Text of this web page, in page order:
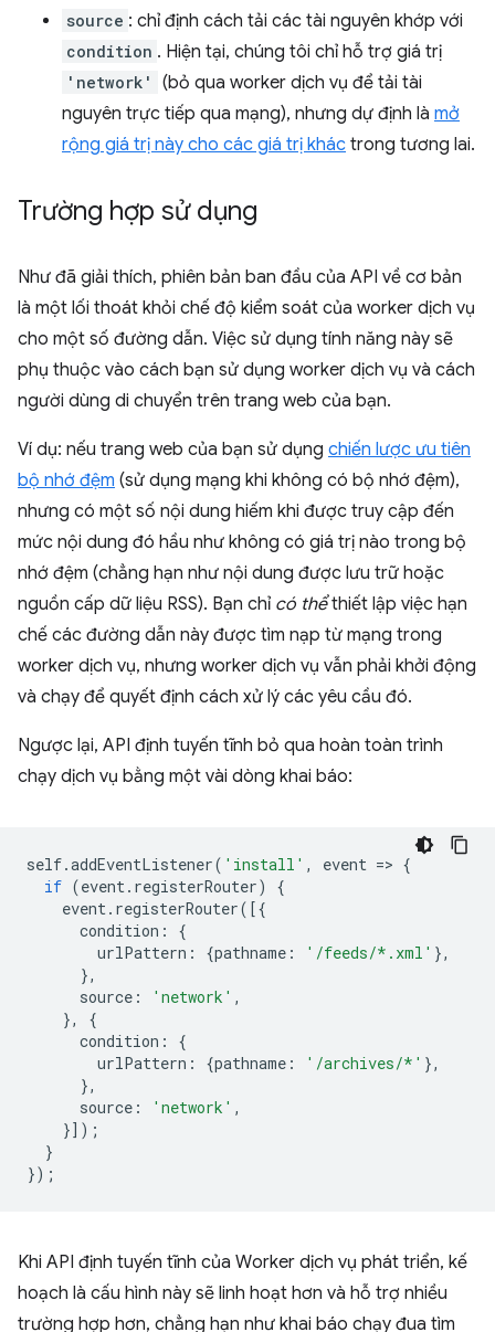
source : chỉ định cách tải các tài nguyên khớp với
condition . Hiện tại, chúng tôi chỉ hỗ trợ giá trị
'network'
(bỏ qua worker dịch vụ để tải tài
nguyên trực tiếp qua mạng), nhưng dự định là mở
rộng giá trị này cho các giá trị khác trong tương lai.
Trường hợp sử dụng
Như đã giải thích, phiên bản ban đầu của API về cơ bản
là một lối thoát khỏi chế độ kiểm soát của worker dịch vụ
cho một số đường dẫn. Việc sử dụng tính năng này sẽ
phụ thuộc vào cách bạn sử dụng worker dịch vụ và cách
người dùng di chuyển trên trang web của bạn.
Ví dụ: nếu trang web của bạn sử dụng chiến lược ưu tiên
bộ nhớ đệm (sử dụng mạng khi không có bộ nhớ đệm),
nhưng có một số nội dung hiếm khi được truy cập đến
mức nội dung đó hầu như không có giá trị nào trong bộ
nhớ đệm (chẳng hạn như nội dung được lưu trữ hoặc
nguồn cấp dữ liệu RSS). Bạn chỉ có thểthiết lập việc hạn
chế các đường dẫn này được tìm nạp từ mạng trong
worker dịch vụ, nhưng worker dịch vụ vẫn phải khởi động
và chạy để quyết định cách xử lý các yêu cầu đó.
Ngược lại, API định tuyến tĩnh bỏ qua hoàn toàn trình
chạy dịch vụ bằng một vài dòng khai báo:
self.addEventListener( 'install' , event => {
if (event. registerRouter)
{
event. registerRouter([{
condition :
{
urlPattern : {pathname : '/feeds/*.xml' },
},
source : 'network' ,
},
{
condition :
{
urlPattern : {pathname : '/archives/*' },
},
source : 'network' ,
}]);
}
});
Khi API định tuyến tĩnh của Worker dịch vụ phát triển, kế
hoạch là cấu hình này sẽ linh hoạt hơn và hỗ trợ nhiều
trường hợp hơn, chẳng hạn như khai báo chạy đua tìm